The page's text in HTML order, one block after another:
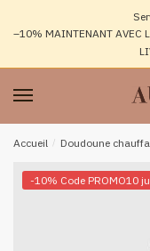
navigation
–10% MAINTENANT AVEC
Accueil / Doudoune
-10% Code PROMO10